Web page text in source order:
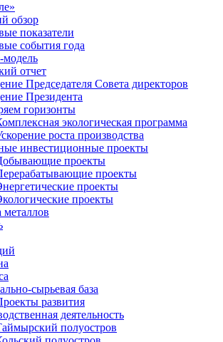
обзор
показатели
события года
модель
отчет
Председателя Совета директоров
Президента
горизонты
экологическая программа
роста производства
инвестиционные проекты
проекты
проекты
проекты
проекты
сырьевая база
развития
деятельность
полуостров